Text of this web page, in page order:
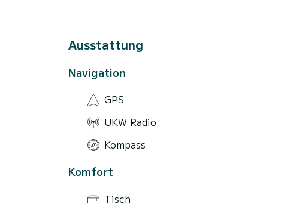
Ausstattung
Navigation
GPS
UKW Radio
Kompass
Komfort
Tisch